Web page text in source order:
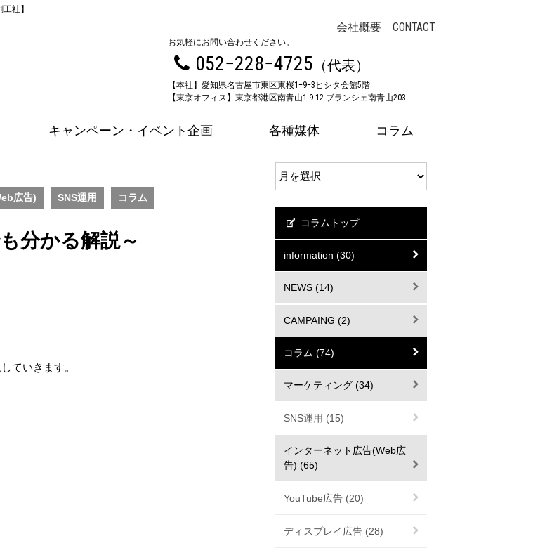
社】
会社概要 CONTACT
お気軽にお問い合わせください。
052−228−4725 （代表）
【本社】愛知県名古屋市東区東桜1ｰ9ｰ3ヒシタ会館5階
【東京オフィス】東京都港区南青山1-9-12 ブランシェ南青山203
キャンペーン・イベント企画 各種媒体 コラム
広告) SNS運用 コラム
分かる解説～
ていきます。
コラムトップ
information (30)
NEWS (14)
CAMPAING (2)
コラム (74)
マーケティング (34)
SNS運用 (15)
インターネット広告(Web広
告) (65)
YouTube広告 (20)
ディスプレイ広告 (28)